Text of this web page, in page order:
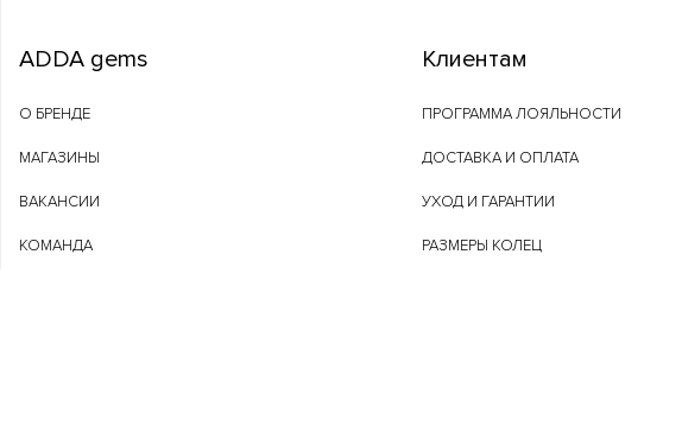
ADDA gems
О БРЕНДЕ
МАГАЗИНЫ
ВАКАНСИИ
КОМАНДА
Клиентам
ПРОГРАММА ЛОЯЛЬНОСТИ
ДОСТАВКА И ОПЛАТА
УХОД И ГАРАНТИИ
РАЗМЕРЫ КОЛЕЦ